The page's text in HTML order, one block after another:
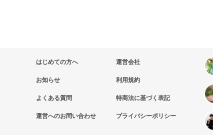
はじめての方へ
お知らせ
よくある質問
運営へのお問い合わせ
運営会社
利用規約
特商法に基づく表記
プライバシーポリシー